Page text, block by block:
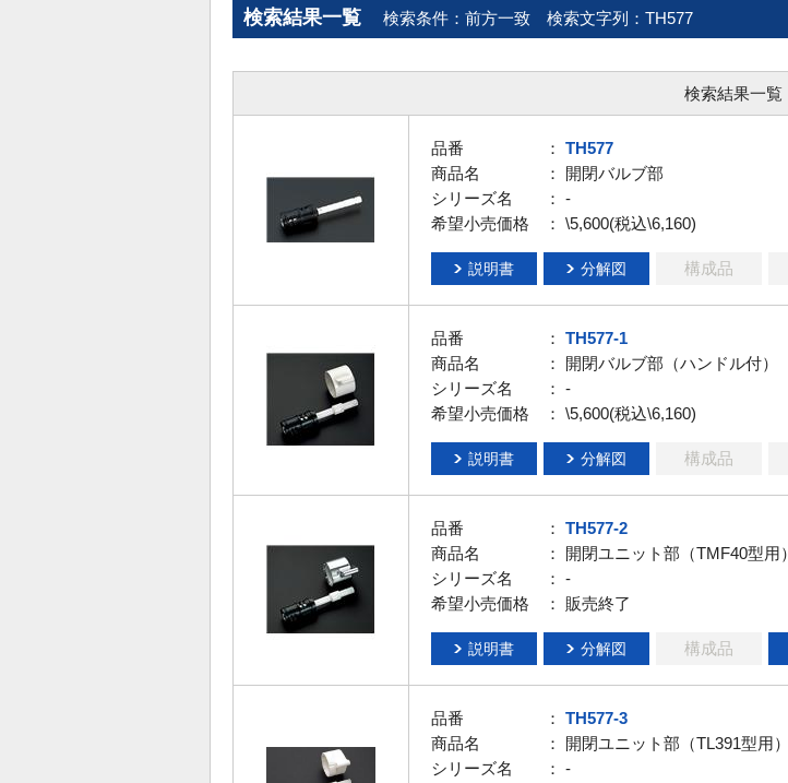
検索結果一覧 検索条件：前方一致 検索文字列：TH577
検索結果一覧
品番 ： TH577
商品名
： 開閉バルブ部
シリーズ名
： -
希望小売価格
： \5,600(税込\6,160)
説明書 分解図 構成品
品番 ： TH577-1
商品名
： 開閉バルブ部（ハンドル付）
シリーズ名
： -
希望小売価格
： \5,600(税込\6,160)
説明書 分解図 構成品
品番 ： TH577-2
商品名
： 開閉ユニット部（TMF40型用）
シリーズ名
： -
希望小売価格
： 販売終了
説明書 分解図 構成品
品番 ： TH577-3
商品名
： 開閉ユニット部（TL391型用）
シリーズ名
： -